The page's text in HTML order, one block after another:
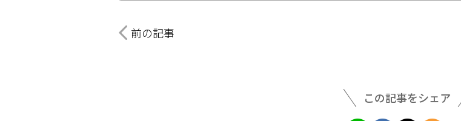
前の記事
この記事をシェア